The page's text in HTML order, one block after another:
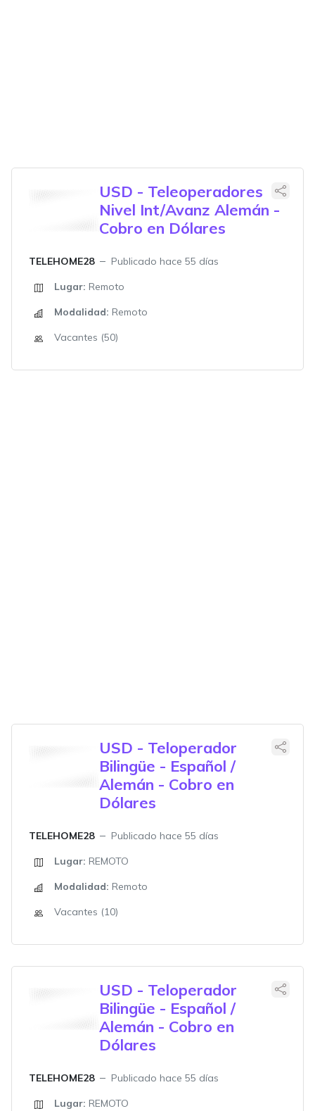
USD - Teleoperadores
Nivel Int/Avanz Alemán -
Cobro en Dólares
TELEHOME28
Publicado hace 55 días
Lugar: Remoto
Modalidad: Remoto
Vacantes (50)
USD - Teloperador
Bilingüe - Español /
Alemán - Cobro en
Dólares
TELEHOME28
Publicado hace 55 días
Lugar: REMOTO
Modalidad: Remoto
Vacantes (10)
USD - Teloperador
Bilingüe - Español /
Alemán - Cobro en
Dólares
TELEHOME28
Publicado hace 55 días
Lugar: REMOTO